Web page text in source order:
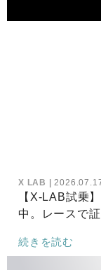
X LAB
【X-LAB試乗
中。レースで
続きを読む